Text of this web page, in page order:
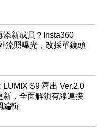
添新成員？Insta360
流照曝光，改採單鏡頭
LUMIX S9 釋出 Ver.2.0
新，全面解鎖有線連接
編輯